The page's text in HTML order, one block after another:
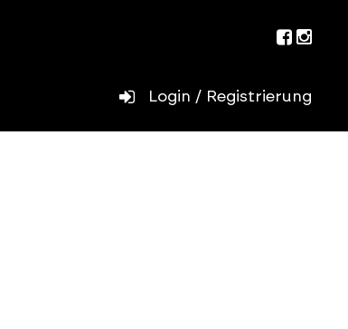
Login / Registrierung